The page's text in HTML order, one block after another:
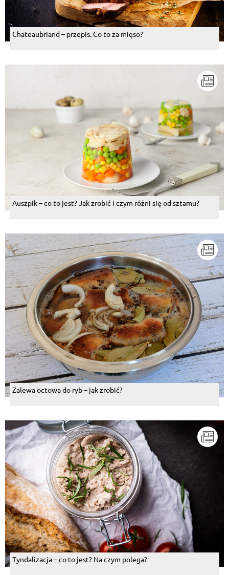
Chateaubriand – przepis. Co to za mięso?
Auszpik – co to jest? Jak zrobić i czym różni się od sztamu?
Zalewa octowa do ryb – jak zrobić?
Tyndalizacja – co to jest? Na czym polega?